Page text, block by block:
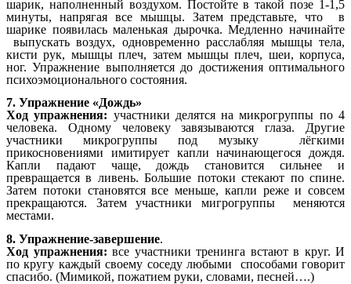
шарик, наполненный воздухом. Постойте в такой позе 1-1,5
минуты, напрягая все мышцы. Затем представьте, что в
шарике появилась маленькая дырочка. Медленно начинайте
выпускать воздух, одновременно расслабляя мышцы тела,
кисти рук, мышцы плеч, затем мышцы плеч, шеи, корпуса,
ног. Упражнение выполняется до достижения оптимального
психоэмоционального состояния.
7. Упражнение «Дождь»
Ход упражнения: участники делятся на микрогруппы по 4
человека. Одному человеку завязываются глаза. Другие
участники микрогруппы под музыку лёгкими
прикосновениями имитирует капли начинающегося дождя.
Капли падают чаще, дождь становится сильнее и
превращается в ливень. Большие потоки стекают по спине.
Затем потоки становятся все меньше, капли реже и совсем
прекращаются. Затем участники мигрогруппы меняются
местами.
8. Упражнение-завершение.
Ход упражнения: все участники тренинга встают в круг. И
по кругу каждый своему соседу любыми способами говорит
спасибо. (Мимикой, пожатием руки, словами, песней….)